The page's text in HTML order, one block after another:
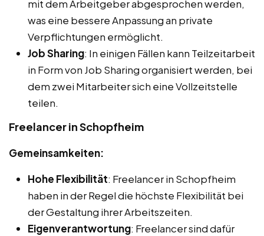
mit dem Arbeitgeber abgesprochen werden,
was eine bessere Anpassung an private
Verpflichtungen ermöglicht.
Job Sharing: In einigen Fällen kann Teilzeitarbeit
in Form von Job Sharing organisiert werden, bei
dem zwei Mitarbeiter sich eine Vollzeitstelle
teilen.
Freelancer in Schopfheim
Gemeinsamkeiten:
Hohe Flexibilität: Freelancer in Schopfheim
haben in der Regel die höchste Flexibilität bei
der Gestaltung ihrer Arbeitszeiten.
Eigenverantwortung: Freelancer sind dafür